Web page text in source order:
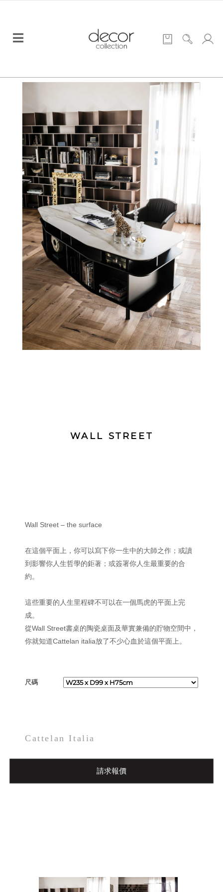
WALL STREET
Wall Street – the surface
在這個平面上，你可以寫下你一生中的大師之作；或讀
到影響你人生哲學的鉅著；或簽署你人生最重要的合
約。
這些重要的人生里程碑不可以在一個馬虎的平面上完
成。
從Wall Street書桌的陶瓷桌面及華實兼備的貯物空間中，
你就知道Cattelan italia放了不少心血於這個平面上。
尺碼
Cattelan Italia